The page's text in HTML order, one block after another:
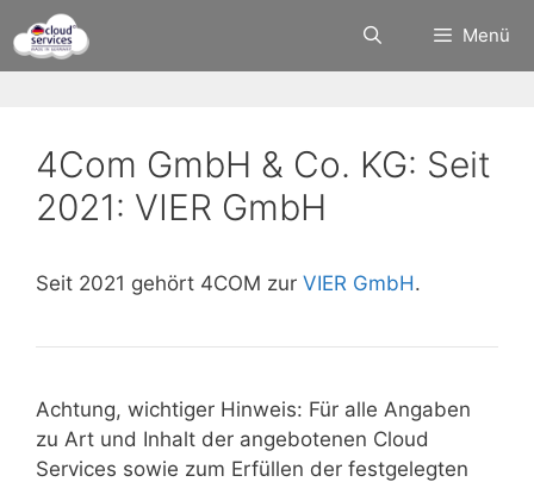
Inhalt
springen
Menü
4Com GmbH & Co. KG: Seit
2021: VIER GmbH
Seit 2021 gehört 4COM zur VIER GmbH.
Achtung, wichtiger Hinweis: Für alle Angaben
zu Art und Inhalt der angebotenen Cloud
Services sowie zum Erfüllen der festgelegten